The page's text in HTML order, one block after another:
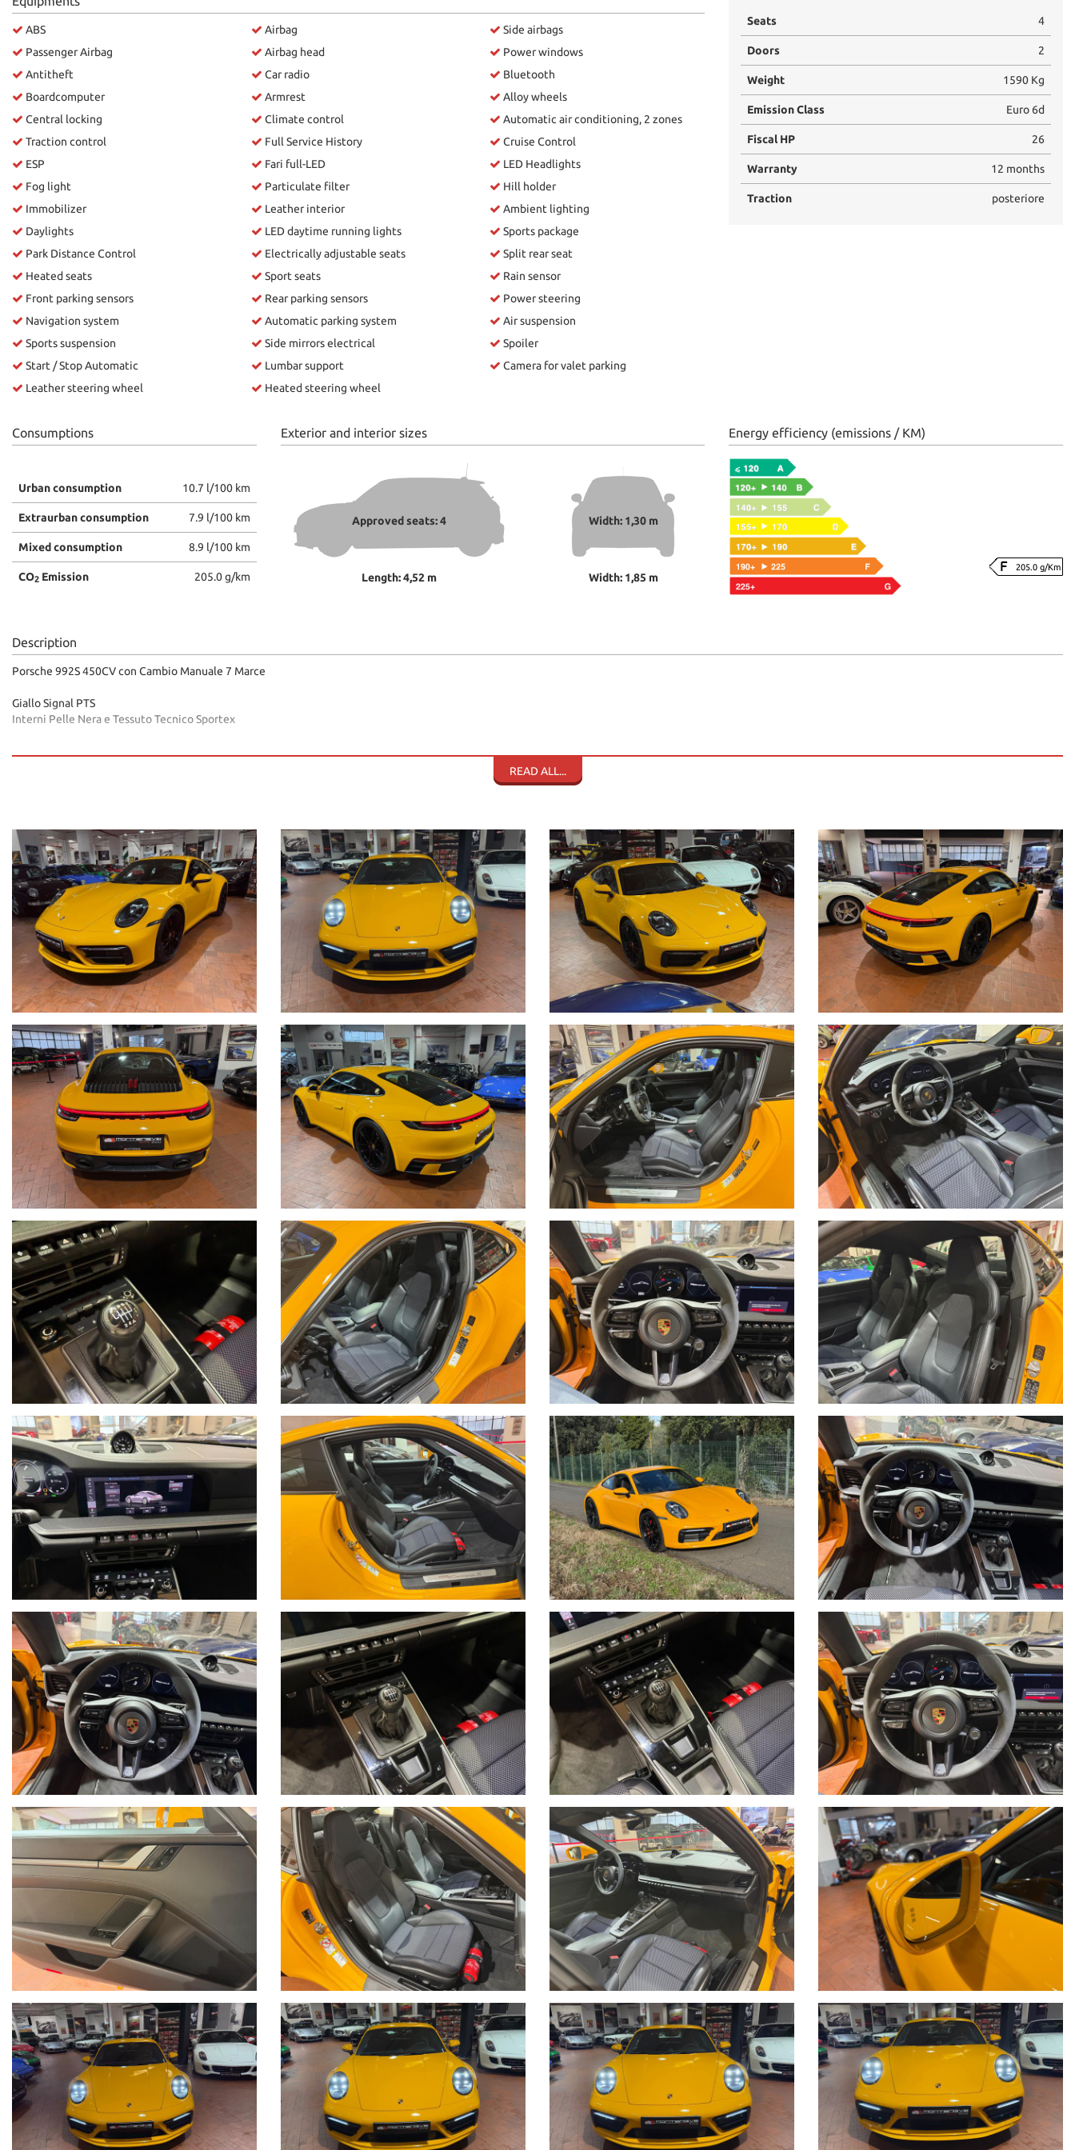
ABS
Passenger Airbag
Antitheft
Boardcomputer
Central locking
Traction control
ESP
Fog light
Immobilizer
Daylights
Park Distance Control
Heated seats
Front parking sensors
Navigation system
Sports suspension
Start / Stop Automatic
Leather steering wheel
Airbag
Airbag head
Car radio
Armrest
Climate control
Full Service History
Fari full-LED
Particulate filter
Leather interior
LED daytime running lights
Electrically adjustable seats
Sport seats
Rear parking sensors
Automatic parking system
Side mirrors electrical
Lumbar support
Heated steering wheel
Side airbags
Power windows
Bluetooth
Alloy wheels
Automatic air conditioning, 2 zones
Cruise Control
LED Headlights
Hill holder
Ambient lighting
Sports package
Split rear seat
Rain sensor
Power steering
Air suspension
Spoiler
Camera for valet parking
Seats 4
Doors 2
Weight 1590 Kg
Emission Class Euro 6d
Fiscal HP 26
Warranty 12 months
Traction posteriore
Consumptions
Urban consumption 10.7 l/100 km
Extraurban consumption 7.9 l/100 km
Mixed consumption 8.9 l/100 km
CO2 Emission 205.0 g/km
Exterior and interior sizes
Approved seats: 4
Length: 4,52 m
Width: 1,30 m
Width: 1,85 m
Energy efficiency (emissions / KM)
205.0 g/Km
Description
Porsche 992S 450CV con Cambio Manuale 7 Marce
Giallo Signal PTS
Interni Pelle Nera e Tessuto Tecnico Sportex
• Volante riscaldato
• Cuciture bianche
• Cruscotto in pelle
• Pacchetto interni: GTS
• Climatizzatore automatico bizona
• Pacchetto esterno SportDesign
• Paraurti anteriore SportDesign
• Paraurti posteriore SportDesign
• Impianto di scarico sportivo
• Terminali di scarico Techart Carbon
• Ruota Carrera Classic da 20/21 pollici verniciata in nero lucido
• Parkassist anteriore e posteriore
• Colore extraserie Giallo Signal PTS
• ⁠Pinze freno verniciate rosse
• Serbatoio da 90 litri
• Radio digitale DAB+
• Gestione della comunicazione Porsche
• PCM - Navigazione touch screen
• PCM - Telefono
• PCM - Controllo vocale
• Porsche Connect Plus
• Bluetooth
• WLAN
• Apple Carplay
• Cruise Control
• Fari Full LED
• Porsche Dynamic Light System Plus (PDLS+)
• Luci di svolta dinamiche
• Luci di marcia diurna a LED a 4 punti
• Sistema di monitoraggio della pressione dei pneumatici (RDK)
• Sistema di localizzazione dei veicoli Porsche Plus
• Sistema di assistenza alla guida: sistema di avviso di collisione con intervento del freno
• Sistema di assistenza alla guida: riconoscimento dei pedoni
• Sistema di assistenza alla guida: Hill-assist
• Telecamera frontale e posteriore
• Assistente al cambio di corsia
• Estintore
• Accensione automatica delle luci di marcia
• Sensore pioggia
• Cambio manuale Porsche a 7 marce
• 4 ruote sterzanti
• Gestione delle sospensioni attive Porsche(PASM)
• Telaio sportivo ribassato -10mm
• Gestione della stabilità Porsche (PSM)
Tutta la dotazione originale
Tutti i tagliandi Porsche
Tagliando Porsche 02/2026
Pellicola PPF protettiva frontale
Prezzo comprensivo di iva
Visibile presso la nostra sede di via A.De Viti de Marco 48 Roma
Per informazioni contatto diretto:
Federico Anversa cell. 0039 3939487504
Tommaso Costantini cell.0039 3887401695
Telefono ufficio 0039 06.83779867
PER MAGGIORI FOTO VISITA: www.Montenevegroup.it
We speak english-Wir sprechen deutsch
Seguici su Facebook diventa fan:
https://www.facebook.com/Montenevesupercar&vintage
_____VUOI VENDERE LA TUA AUTO_____
ACQUISTIAMO LA VOSTRA AUTO PAGAMENTO IMMEDIATO TRAMITE BONIFICO BANCARIO DOPO VISIONE E PROVA
_____CONTO VENDITA ED ASSISTENZA ALLA VENDITA_____
SE VOLETE VENDERE LA VOSTRA AUTO SENZA DOVERVI OCCUPARE DI TRATTATIVE E PAGAMENTI POSSIAMO OCCUPARCENE NOI, METTIAMO A DISPOSIZIONE LA NOSTRA SERIETA' E
COMPETENZA,CUSTODIAMO LA VOSTRA VETTURA NEL NOSTRO SHOWROOM,VALUTIAMO LE OFFERTE PERVENUTECI E VI INFORMIAMO IN TEMPO REALE CERCANDO SEMPRE DI TENERE CONTO DELLE
READ ALL...
please
refer
to
cookie
policy.
can
review
and
your
choices
any
time.
Needed cookies
Preferences cookies
Analytical cookies
Marketing cookies